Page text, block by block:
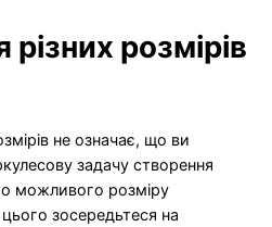
розмірів
не означає, що ви
задачу створення
можливого розміру
зосередьтеся на